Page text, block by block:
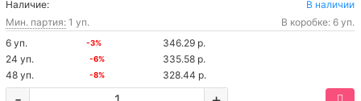
Наличие:
В наличии
Мин. партия: 1 уп.
В коробке: 6 уп.
6 уп.
-3%
346.29 р.
24 уп.
-6%
335.58 р.
48 уп.
-8% 328.44 р.